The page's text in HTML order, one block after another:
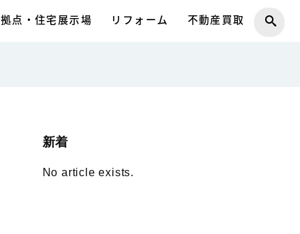
拠点・住宅展示場 リフォーム 不動産買取
新着
No article exists.